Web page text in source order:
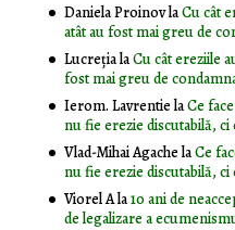
Daniela ProinovlaCu cât
atât au fost mai greu de
LucrețialaCu cât ereziile
fost mai greu de
Ierom. LavrentielaCe
nu fie erezie discutabilă,
Vlad-Mihai AgachelaCe
nu fie erezie discutabilă,
Viorel Ala10 ani de
de legalizare a